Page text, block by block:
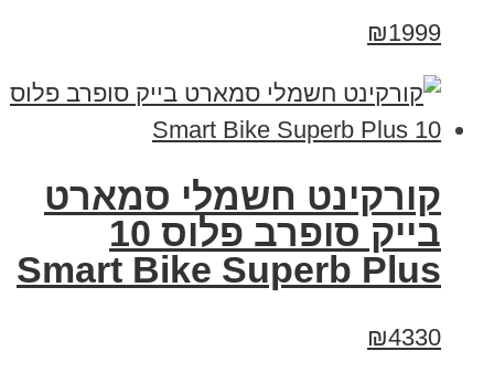
₪1999
קורקינט חשמלי סמארט
בייק סופרב פלוס 10
Smart Bike Superb Plus
₪4330